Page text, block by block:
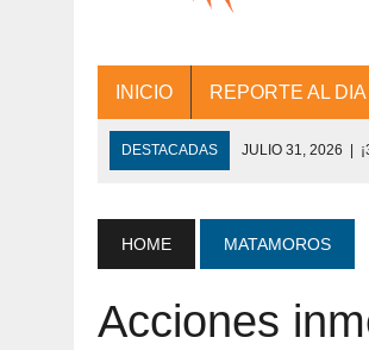
INICIO REPORTE AL DIA
DESTACADAS JULIO 31, 2026 |
JULIO 30, 2026 | 💧🚰 ¡AGUA PARA
JULIO 30, 2026 ¡TRABAJO EN
HOME MATAMOROS
Acciones